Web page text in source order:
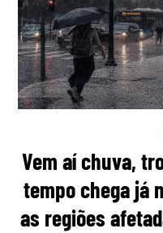
Vem aí chuva,
tempo chega já
as regiões